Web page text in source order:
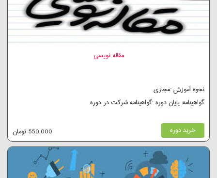
مقاله نویسی
نحوه آموزش :مجازی
گواهینامه پایان دوره :گواهینامه شرکت در دوره
خرید دوره 550,000 تومان